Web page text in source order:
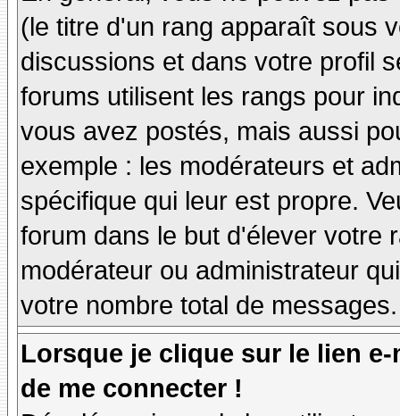
(le titre d'un rang apparaît sous
discussions et dans votre profil
forums utilisent les rangs pour
vous avez postés, mais aussi
exemple : les modérateurs et
spécifique qui leur est propre.
forum dans le but d'élever votre
modérateur ou administrateur
votre nombre total de messages.
Lorsque je clique sur le lien
de me connecter !